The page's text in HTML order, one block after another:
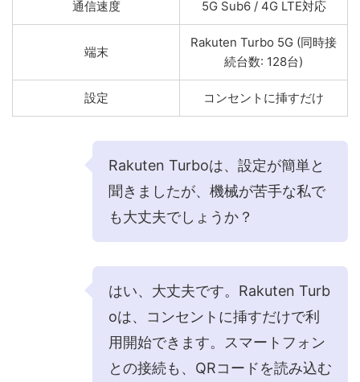
通信速度 5G Sub6 / 4G LTE対応
端末
Rakuten Turbo 5G (同時接
続台数: 128台)
設定 コンセントに挿すだけ
Rakuten Turboは、設定が簡単と
聞きましたが、機械が苦手な私で
も大丈夫でしょうか？
はい、大丈夫です。Rakuten Turb
oは、コンセントに挿すだけで利
用開始できます。スマートフォン
との接続も、QRコードを読み込む